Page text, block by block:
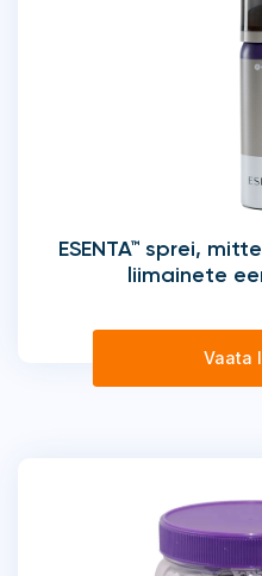
ESENTA™ sprei,
liimainete
Vaata